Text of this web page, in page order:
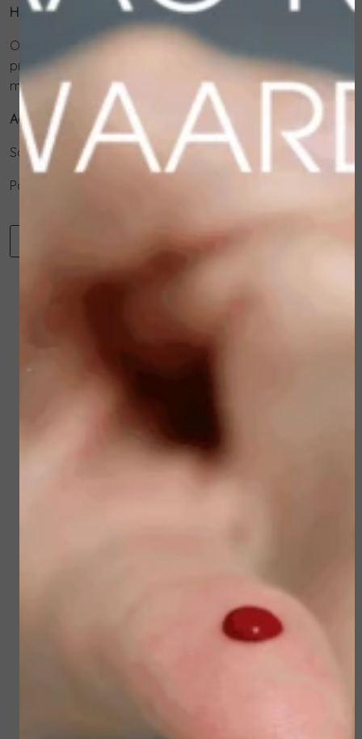
Hoe te gebruiken:
Op de handen aanbrengen en masseren tot het
product volledig door de huid is opgenomen. Zo nodig
meerdere keren per dag.
Actieve ingrediënten:
Sacha Inchi Oil
Panthenol
Gerelateerde
producten
Sun Soul Invisible
Defense Stick spf 50+